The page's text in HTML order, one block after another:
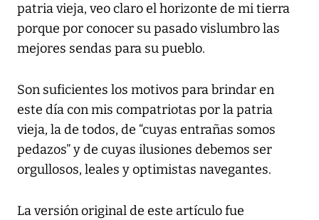
patria vieja, veo claro el horizonte de mi tierra
porque por conocer su pasado vislumbro las
mejores sendas para su pueblo.
Son suficientes los motivos para brindar en
este día con mis compatriotas por la patria
vieja, la de todos, de “cuyas entrañas somos
pedazos” y de cuyas ilusiones debemos ser
orgullosos, leales y optimistas navegantes.
La versión original de este artículo fue